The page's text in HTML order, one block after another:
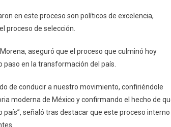
en este proceso son políticos de excelencia,
proceso de selección.
aseguró que el proceso que culminó hoy
en la transformación del país.
de conducir a nuestro movimiento, confiriéndole
moderna de México y confirmando el hecho de
señaló tras destacar que este proceso interno